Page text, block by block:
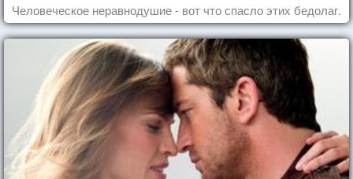
Человеческое неравнодушие - вот что спасло этих бедолаг.